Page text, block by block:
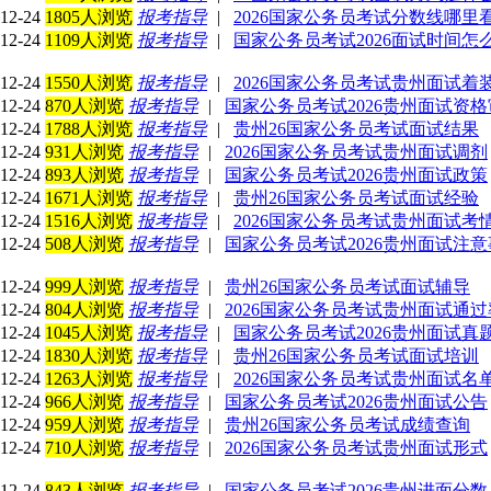
12-24 1805人浏览 报考指导|
2026国家公务员考试分数线哪里
12-24 1109人浏览 报考指导| 国家公务员考试2026面试时间怎
12-24 1550人浏览 报考指导|
2026国家公务员考试贵州面试着
12-24 870人浏览 报考指导|
国家公务员考试2026贵州面试资格
12-24 1788人浏览 报考指导|
贵州26国家公务员考试面试结果
12-24 931人浏览 报考指导|
2026国家公务员考试贵州面试调剂
12-24 893人浏览 报考指导|
国家公务员考试2026贵州面试政策
12-24 1671人浏览 报考指导|
贵州26国家公务员考试面试经验
12-24 1516人浏览 报考指导|
2026国家公务员考试贵州面试考
12-24 508人浏览 报考指导| 国家公务员考试2026贵州面试注意
12-24 999人浏览 报考指导|
贵州26国家公务员考试面试辅导
12-24 804人浏览 报考指导|
2026国家公务员考试贵州面试通
12-24 1045人浏览 报考指导|
国家公务员考试2026贵州面试真
12-24 1830人浏览 报考指导|
贵州26国家公务员考试面试培训
12-24 1263人浏览 报考指导|
2026国家公务员考试贵州面试名
12-24 966人浏览 报考指导|
国家公务员考试2026贵州面试公告
12-24 959人浏览 报考指导|
贵州26国家公务员考试成绩查询
12-24 710人浏览 报考指导| 2026国家公务员考试贵州面试形式